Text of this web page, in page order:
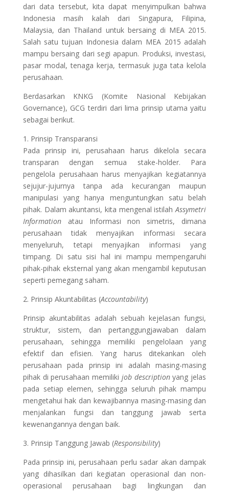
dari data tersebut, kita dapat menyimpulkan bahwa
Indonesia masih kalah dari Singapura, Filipina,
Malaysia, dan Thailand untuk bersaing di MEA 2015.
Salah satu tujuan Indonesia dalam MEA 2015 adalah
mampu bersaing dari segi apapun. Produksi, investasi,
pasar modal, tenaga kerja, termasuk juga tata kelola
perusahaan.
Berdasarkan KNKG (Komite Nasional Kebijakan
Governance), GCG terdiri dari lima prinsip utama yaitu
sebagai berikut.
1. Prinsip Transparansi
Pada prinsip ini, perusahaan harus dikelola secara
transparan dengan semua stake-holder. Para
pengelola perusahaan harus menyajikan kegiatannya
sejujur-jujurnya tanpa ada kecurangan maupun
manipulasi yang hanya menguntungkan satu belah
pihak. Dalam akuntansi, kita mengenal istilahAssymetri
Information atau Informasi non simetris, dimana
perusahaan tidak menyajikan informasi secara
menyeluruh, tetapi menyajikan informasi yang
timpang. Di satu sisi hal ini mampu mempengaruhi
pihak-pihak eksternal yang akan mengambil keputusan
seperti pemegang saham.
2. Prinsip Akuntabilitas (Accountability)
Prinsip akuntabilitas adalah sebuah kejelasan fungsi,
struktur, sistem, dan pertanggungjawaban dalam
perusahaan, sehingga memiliki pengelolaan yang
efektif dan efisien. Yang harus ditekankan oleh
perusahaan pada prinsip ini adalah masing-masing
pihak di perusahaan memiliki job descriptionyang jelas
pada setiap elemen, sehingga seluruh pihak mampu
mengetahui hak dan kewajibannya masing-masing dan
menjalankan fungsi dan tanggung jawab serta
kewenangannya dengan baik.
3. Prinsip Tanggung Jawab (Responsibility)
Pada prinsip ini, perusahaan perlu sadar akan dampak
yang dihasilkan dari kegiatan operasional dan non-
operasional perusahaan bagi lingkungan dan